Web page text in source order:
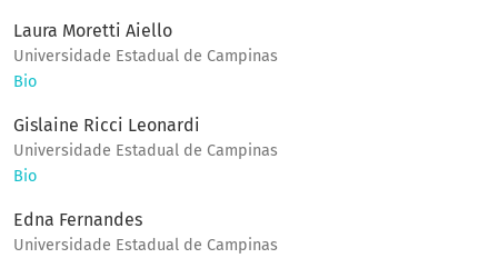
Laura Moretti Aiello
Universidade Estadual de Campinas
Bio
Gislaine Ricci Leonardi
Universidade Estadual de Campinas
Bio
Edna Fernandes
Universidade Estadual de Campinas